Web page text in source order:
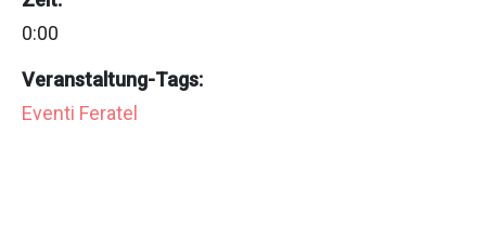
0:00
Veranstaltung-Tags:
Eventi Feratel